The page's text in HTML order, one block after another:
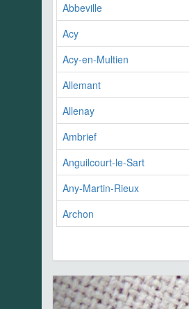
Abbeville
Acy
Acy-en-Multien
Allemant
Allenay
Ambrief
Anguilcourt-le-Sart
Any-Martin-Rieux
Archon